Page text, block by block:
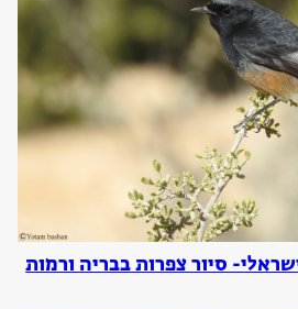
סיור צפרות בבריה ורמות